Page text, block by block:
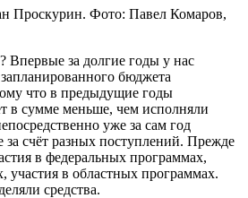
Проскурин. Фото: Павел Комаров,
Впервые за долгие годы у нас
бюджета
что в предыдущие годы
в сумме меньше, чем исполняли
уже за сам год
за счёт разных поступлений. Прежде
в федеральных программах,
участия в областных программах.
средства.